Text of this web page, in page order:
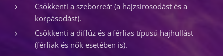
Csökkenti a szeborreát (a hajzsírosodást és a
korpásodást).
Csökkenti a diffúz és a férfias típusú hajhullást
(férfiak és nők esetében is).